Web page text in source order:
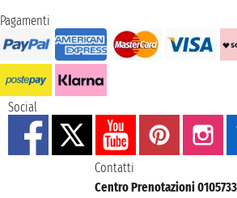
Pagamenti
Social
Contatti
Centro Prenotazioni